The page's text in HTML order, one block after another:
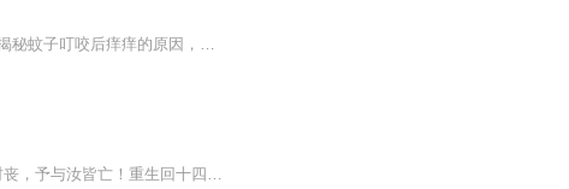
《为什么蚊子叮了后会痒》音频专辑，带你深入蚊虫叮咬的秘密！11个音频，10个免费揭秘蚊子叮咬后痒痒的原因，标题一网打尽！最后1个付费大招，系统文章深度解析，让你从此告别蚊虫叮咬的烦恼！快来收听，和蚊子说拜拜！蚊子叮咬痒痒之谜
他道：“看在你跟了朕二十年，赐你全尸，谢恩吧。”三尺白绫下，她立下毒誓：是日何时丧，予与汝皆亡！重生回十四岁那年，悲剧未生，亲人还在，她还是那个温柔雅静的将门嫡女。家族要护，大仇要报，江山帝位，也要分一杯羹。这辈子，且看谁斗得过谁！但是...